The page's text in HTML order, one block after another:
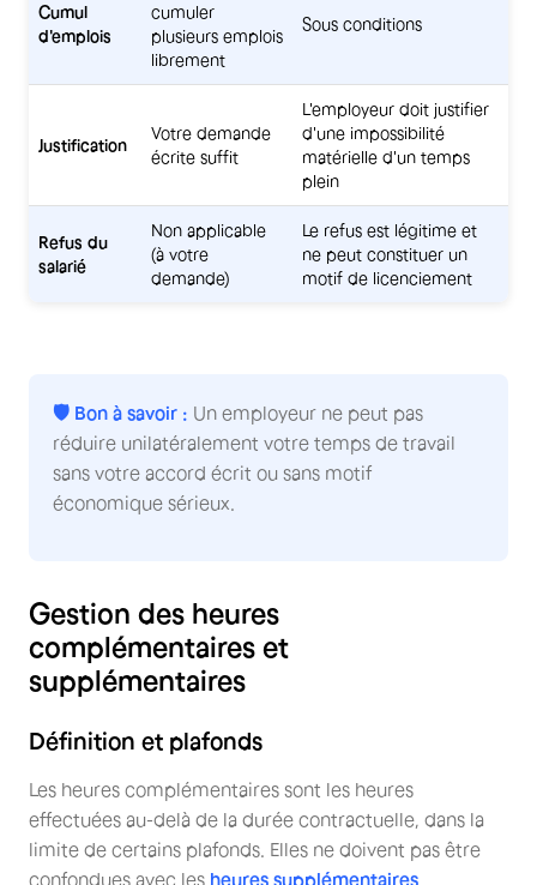
Cumul
d'emplois
cumuler
plusieurs emplois
librement
Sous conditions
Justification
Votre demande
écrite suffit
L'employeur doit justifier
d'une impossibilité
matérielle d'un temps
plein
Refus du
salarié
Non applicable
(à votre
demande)
Le refus est légitime et
ne peut constituer un
motif de licenciement
🛡️ Bon à savoir : Un employeur ne peut pas
réduire unilatéralement votre temps de travail
sans votre accord écrit ou sans motif
économique sérieux.
Gestion des heures
complémentaires et
supplémentaires
Définition et plafonds
Les heures complémentaires sont les heures
effectuées au-delà de la durée contractuelle, dans la
limite de certains plafonds. Elles ne doivent pas être
confondues avec les heures supplémentaires